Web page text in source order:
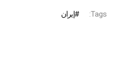
Tags: إيران